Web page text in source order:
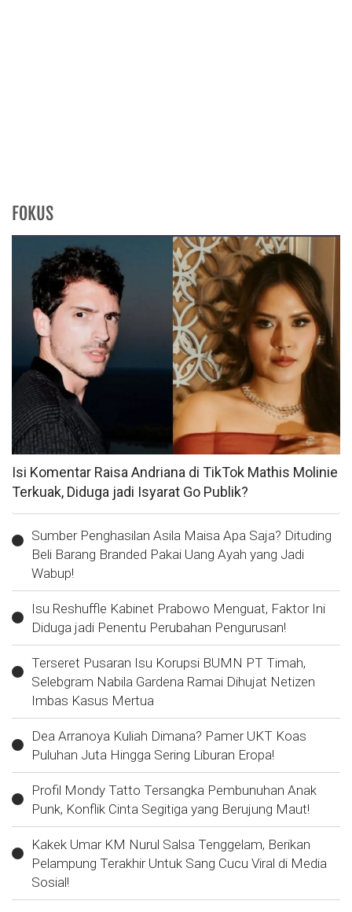
FOKUS
Isi Komentar Raisa Andriana di TikTok Mathis Molinie
Terkuak, Diduga jadi Isyarat Go Publik?
Sumber Penghasilan Asila Maisa Apa Saja? Dituding
Beli Barang Branded Pakai Uang Ayah yang Jadi
Wabup!
Isu Reshuffle Kabinet Prabowo Menguat, Faktor Ini
Diduga jadi Penentu Perubahan Pengurusan!
Terseret Pusaran Isu Korupsi BUMN PT Timah,
Selebgram Nabila Gardena Ramai Dihujat Netizen
Imbas Kasus Mertua
Dea Arranoya Kuliah Dimana? Pamer UKT Koas
Puluhan Juta Hingga Sering Liburan Eropa!
Profil Mondy Tatto Tersangka Pembunuhan Anak
Punk, Konflik Cinta Segitiga yang Berujung Maut!
Kakek Umar KM Nurul Salsa Tenggelam, Berikan
Pelampung Terakhir Untuk Sang Cucu Viral di Media
Sosial!